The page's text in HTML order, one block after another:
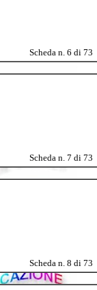
Scheda n. 6 di 73
Scheda n. 7 di 73
Scheda n. 8 di 73